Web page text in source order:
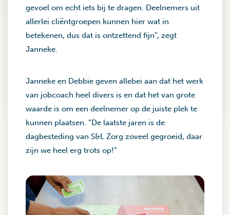
gevoel om echt iets bij te dragen. Deelnemers uit
allerlei cliëntgroepen kunnen hier wat in
betekenen, dus dat is ontzettend fijn”, zegt
Janneke.
Janneke en Debbie geven allebei aan dat het werk
van jobcoach heel divers is en dat het van grote
waarde is om een deelnemer op de juiste plek te
kunnen plaatsen. “De laatste jaren is de
dagbesteding van S&L Zorg zoveel gegroeid, daar
zijn we heel erg trots op!”